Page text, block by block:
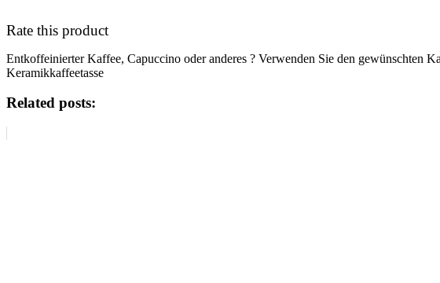
Rate this product
Entkoffeinierter Kaffee, Capuccino oder anderes ? Verwenden Sie den gewünschten
Keramikkaffeetasse
Related posts: